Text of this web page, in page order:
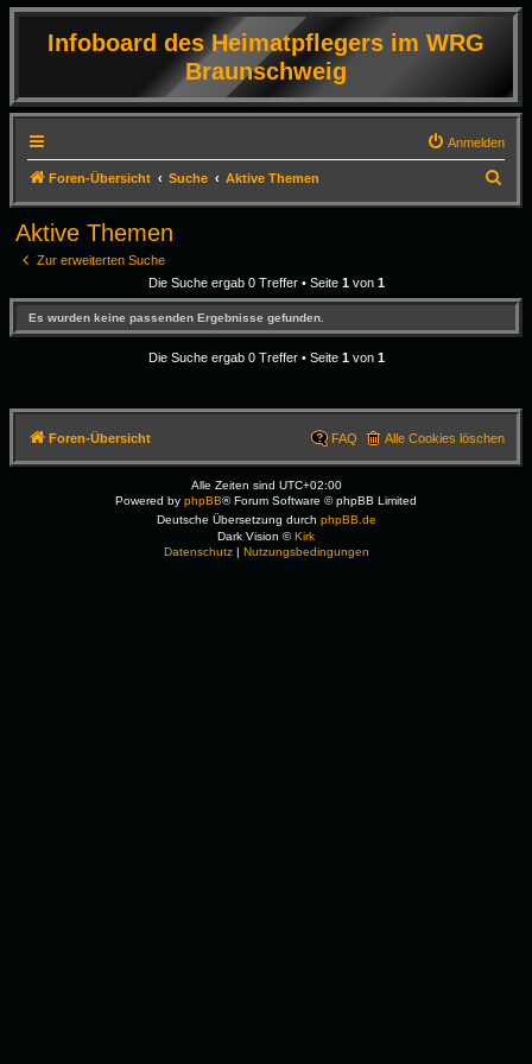
Infoboard des Heimatpflegers im WRG
Braunschweig
Anmelden
Foren-Übersicht Suche Aktive Themen
u
Aktive Themen
Zur erweiterten Suche
Die Suche ergab 0 Treffer • Seite 1von 1
Es wurden keine passenden Ergebnisse gefunden.
Die Suche ergab 0 Treffer • Seite 1von 1
Foren-Übersicht Alle Cookies löschen
FAQ
Alle Zeiten sind UTC+02:00
Powered by phpBB® Forum Software © phpBB Limited
Deutsche Übersetzung durch phpBB.de
Dark Vision ©Kirk
Datenschutz| Nutzungsbedingungen